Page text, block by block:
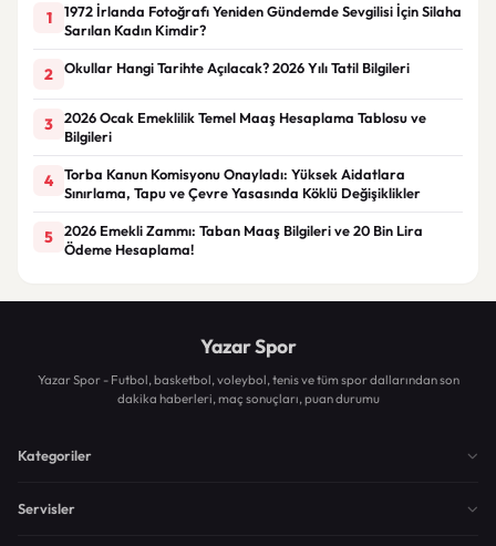
1
1972 İrlanda Fotoğrafı Yeniden Gündemde Sevgilisi İçin Silaha
Sarılan Kadın Kimdir?
2 Okullar Hangi Tarihte Açılacak? 2026 Yılı Tatil Bilgileri
3
2026 Ocak Emeklilik Temel Maaş Hesaplama Tablosu ve
Bilgileri
4
Torba Kanun Komisyonu Onayladı: Yüksek Aidatlara
Sınırlama, Tapu ve Çevre Yasasında Köklü Değişiklikler
5
2026 Emekli Zammı: Taban Maaş Bilgileri ve 20 Bin Lira
Ödeme Hesaplama!
Yazar Spor
Yazar Spor - Futbol, basketbol, voleybol, tenis ve tüm spor dallarından son
dakika haberleri, maç sonuçları, puan durumu
Kategoriler
Servisler